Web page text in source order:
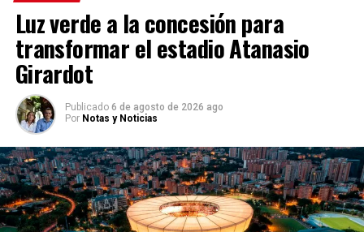
Luz verde a la concesión para
transformar el estadio Atanasio
Girardot
Publicado 6 de agosto de 2026 ago
Por Notas y Noticias